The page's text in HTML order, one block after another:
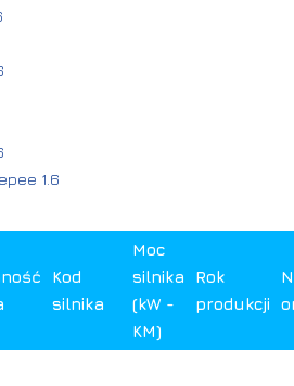
1.6
Kod
silnika
Moc
silnika
(kW -
KM)
Rok
produkcji